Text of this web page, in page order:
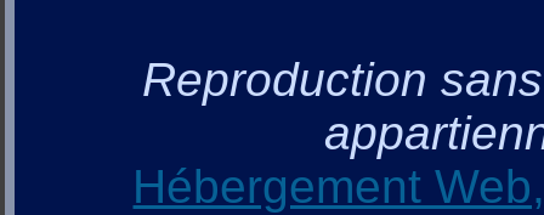
Reproduction
Hébergement